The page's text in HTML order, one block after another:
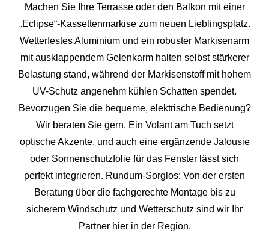
Machen Sie Ihre Terrasse oder den Balkon mit einer
„Eclipse“-Kassettenmarkise zum neuen Lieblingsplatz.
Wetterfestes Aluminium und ein robuster Markisenarm
mit ausklappendem Gelenkarm halten selbst stärkerer
Belastung stand, während der Markisenstoff mit hohem
UV-Schutz angenehm kühlen Schatten spendet.
Bevorzugen Sie die bequeme, elektrische Bedienung?
Wir beraten Sie gern. Ein Volant am Tuch setzt
optische Akzente, und auch eine ergänzende Jalousie
oder Sonnenschutzfolie für das Fenster lässt sich
perfekt integrieren. Rundum-Sorglos: Von der ersten
Beratung über die fachgerechte Montage bis zu
sicherem Windschutz und Wetterschutz sind wir Ihr
Partner hier in der Region.